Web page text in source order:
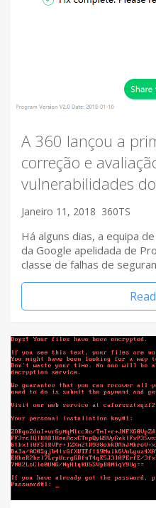
A 360 lançou a
correção e
vulnerabilidades
Janeiro 11, 2018 360TS
Há alguns dias, a equipa
da Google apelidada de
classe de falhas de